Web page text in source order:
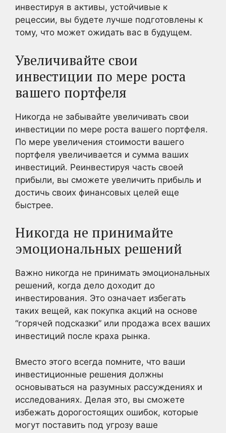
инвестируя в активы, устойчивые к
рецессии, вы будете лучше подготовлены к
тому, что может ожидать вас в будущем.
Увеличивайте свои
инвестиции по мере роста
вашего портфеля
Никогда не забывайте увеличивать свои
инвестиции по мере роста вашего портфеля.
По мере увеличения стоимости вашего
портфеля увеличивается и сумма ваших
инвестиций. Реинвестируя часть своей
прибыли, вы сможете увеличить прибыль и
достичь своих финансовых целей еще
быстрее.
Никогда не принимайте
эмоциональных решений
Важно никогда не принимать эмоциональных
решений, когда дело доходит до
инвестирования. Это означает избегать
таких вещей, как покупка акций на основе
“горячей подсказки” или продажа всех ваших
инвестиций после краха рынка.
Вместо этого всегда помните, что ваши
инвестиционные решения должны
основываться на разумных рассуждениях и
исследованиях. Делая это, вы сможете
избежать дорогостоящих ошибок, которые
могут поставить под угрозу ваше